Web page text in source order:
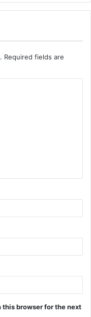
Required fields are
this browser for the next